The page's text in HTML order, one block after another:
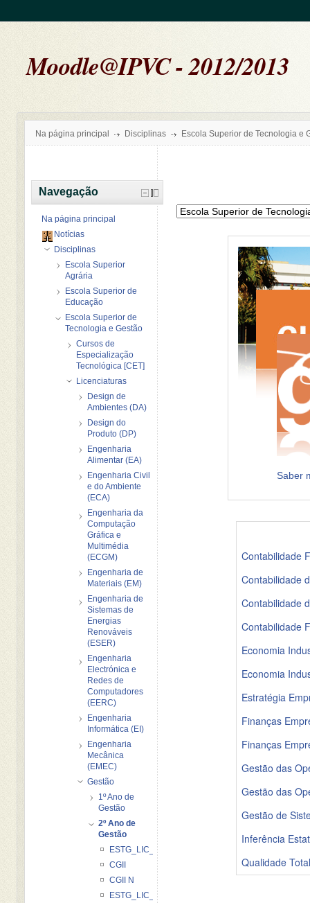
Moodle@IPVC - 2012/2013
Na página principal Disciplinas Escola Superior de Tecnologia e
Saber
Contabilidade
Contabilidade
Contabilidade
Contabilidade
Economia
Economia
Estratégia
Finanças
Finanças
Gestão das
Gestão das
Gestão de
Inferência
Qualidade
Navegação
Na página principal
Notícias
Disciplinas
Escola Superior
Agrária
Escola Superior de
Educação
Escola Superior de
Tecnologia e Gestão
Cursos de
Especialização
Tecnológica [CET]
Licenciaturas
Design de
Ambientes (DA)
Design do
Produto (DP)
Engenharia
Alimentar (EA)
Engenharia Civil
e do Ambiente
(ECA)
Engenharia da
Computação
Gráfica e
Multimédia
(ECGM)
Engenharia de
Materiais (EM)
Engenharia de
Sistemas de
Energias
Renováveis
(ESER)
Engenharia
Electrónica e
Redes de
Computadores
(EERC)
Engenharia
Informática (EI)
Engenharia
Mecânica
(EMEC)
Gestão
1º Ano de
Gestão
2º Ano de
Gestão
ESTG_LIC_GN_CFII_20122013
CGII
CGII N
ESTG_LIC_CFII_GD_2012_2013